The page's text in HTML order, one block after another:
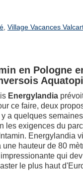
, Village Vacances
en Pologne
Energylandia
ce faire, deux
a quelques
les exigences du
Energylandia
hauteur de 80
qui
le plus haut